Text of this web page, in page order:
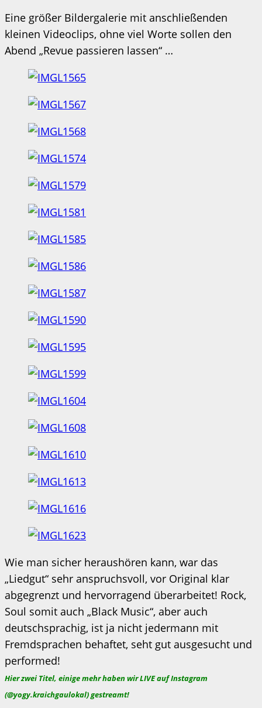
Eine größer Bildergalerie mit anschließenden
kleinen Videoclips, ohne viel Worte sollen den
Abend „Revue passieren lassen“ …
Wie man sicher heraushören kann, war das
„Liedgut“ sehr anspruchsvoll, vor Original klar
abgegrenzt und hervorragend überarbeitet! Rock,
Soul somit auch „Black Music“, aber auch
deutschsprachig, ist ja nicht jedermann mit
Fremdsprachen behaftet, seht gut ausgesucht und
performed!
Hier zwei Titel, einige mehr haben wir LIVE auf Instagram
(@yogy.kraichgaulokal) gestreamt!